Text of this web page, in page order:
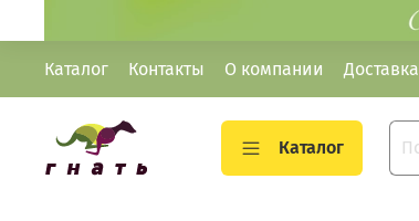
Каталог Контакты О компании Доставка
Каталог